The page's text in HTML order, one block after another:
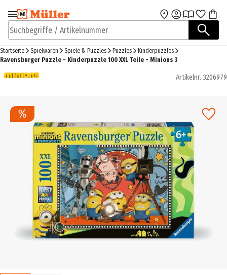
Zur Navigation
springen
Zum Hauptinhalt
Suchbegriffe / Artikelnummer
Startseite Spielwaren Spiele & Puzzles Puzzles
Kinderpuzzles
Ravensburger Puzzle - Kinderpuzzle 100 XXL Teile - Minions 3
Artikelnr. 3206979